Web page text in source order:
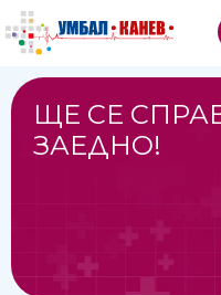
ЩЕ СЕ
ЗАЕДНО!